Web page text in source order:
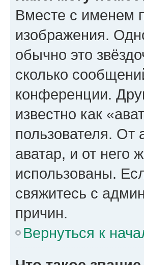
Вместе с именем
изображения.
обычно это
сколько
конференции.
известно как
пользователя. От
аватар, и от него
использованы.
свяжитесь с
причин.
Вернуться к